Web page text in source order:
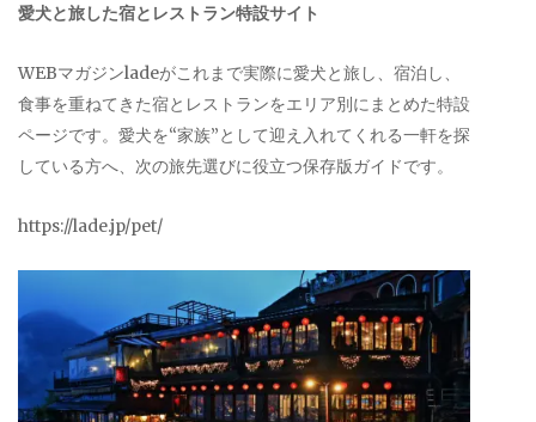
愛犬と旅した宿とレストラン特設サイト
WEBマガジンladeがこれまで実際に愛犬と旅し、宿泊し、
食事を重ねてきた宿とレストランをエリア別にまとめた特設
ページです。愛犬を“家族”として迎え入れてくれる一軒を探
している方へ、次の旅先選びに役立つ保存版ガイドです。
https://lade.jp/pet/